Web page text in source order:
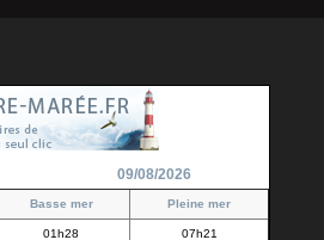
09/08/2026
Basse mer Pleine mer
01h28 07h21